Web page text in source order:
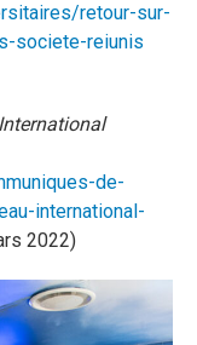
retour-sur-
societe-reiunis
de-
international-
2022)